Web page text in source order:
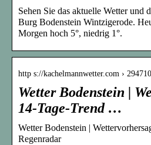
Sehen Sie das aktuelle Wetter und
Burg Bodenstein Wintzigerode.
Morgen hoch 5°, niedrig 1°.
http s://kachelmannwetter.com ›
Wetter Bodenstein |
14-Tage-Trend …
Wetter Bodenstein |
Regenradar